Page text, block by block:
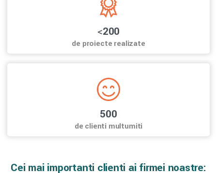
<200
de proiecte realizate
500
de clienti multumiti
Cei mai importanti clienti ai firmei noastre: